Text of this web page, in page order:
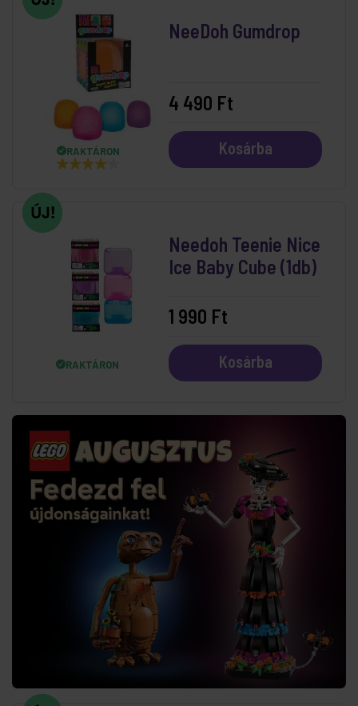
RAKTÁRON
NeeDoh Gumdrop
4 490 Ft
Kosárba
RAKTÁRON
Needoh Teenie Nice
Ice Baby Cube (1db)
1 990 Ft
Kosárba